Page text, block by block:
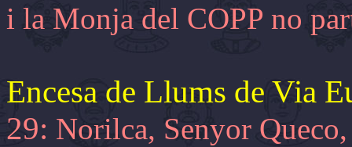
i la Monja del COPP no
Encesa de Llums de Via
29: Norilca, Senyor